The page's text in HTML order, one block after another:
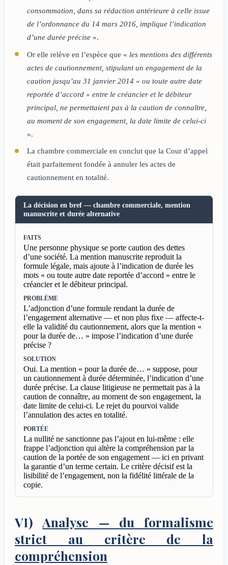
consommation, dans sa rédaction antérieure à celle issue
de l’ordonnance du 14 mars 2016, implique l’indication
d’une durée précise».
Or elle relève en l’espèce que « les mentions des différents
actes de cautionnement, stipulant un engagement de la
caution jusqu’au 31 janvier 2014 « ou toute autre date
reportée d’accord » entre le créancier et le débiteur
principal, ne permettaient pas à la caution de connaître,
au moment de son engagement, la date limite de celui-ci
».
La chambre commerciale en conclut que la Cour d’appel
était parfaitement fondée à annuler les actes de
cautionnement en totalité.
La décision en bref — chambre commerciale, mention
manuscrite et durée alternative
FAITS
Une personne physique se porte caution des dettes
d’une société. La mention manuscrite reproduit la
formule légale, mais ajoute à l’indication de durée les
mots « ou toute autre date reportée d’accord » entre le
créancier et le débiteur principal.
PROBLÈME
L’adjonction d’une formule rendant la durée de
l’engagement alternative — et non plus fixe — affecte-t-
elle la validité du cautionnement, alors que la mention «
pour la durée de… » impose l’indication d’une durée
précise ?
SOLUTION
Oui. La mention « pour la durée de… » suppose, pour
un cautionnement à durée déterminée, l’indication d’une
durée précise. La clause litigieuse ne permettait pas à la
caution de connaître, au moment de son engagement, la
date limite de celui-ci. Le rejet du pourvoi valide
l’annulation des actes en totalité.
PORTÉE
La nullité ne sanctionne pas l’ajout en lui-même : elle
frappe l’adjonction qui altère la compréhension par la
caution de la portée de son engagement — ici en privant
la garantie d’un terme certain. Le critère décisif est la
lisibilité de l’engagement, non la fidélité littérale de la
copie.
VI)Analyse — du formalisme
strict au critère de la
compréhension